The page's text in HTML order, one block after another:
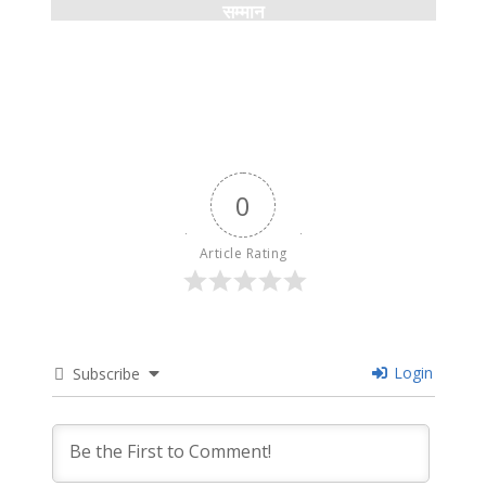
सम्मान
0
Article Rating
Subscribe Login